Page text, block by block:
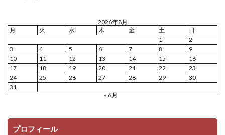
2026年8月
月
火 水 木 金 土
日
1
2
3
4 5 6 7 8
9
10
11 12 13 14 15
16
17
18 19 20 21 22
23
24
25 26 27 28 29
30
31
« 6月
プロフィール